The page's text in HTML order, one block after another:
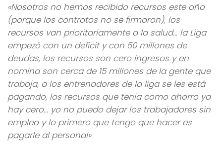
«Nosotros no hemos recibido recursos este año
(porque los contratos no se firmaron), los
recursos van prioritariamente a la salud… la Liga
empezó con un deficit y con 50 millones de
deudas, los recursos son cero ingresos y en
nomina son cerca de 15 millones de la gente que
trabaja, a los entrenadores de la liga se les está
pagando, los recursos que tenia como ahorro ya
hay cero… yo no puedo dejar los trabajadores sin
empleo y lo primero que tengo que hacer es
pagarle al personal»